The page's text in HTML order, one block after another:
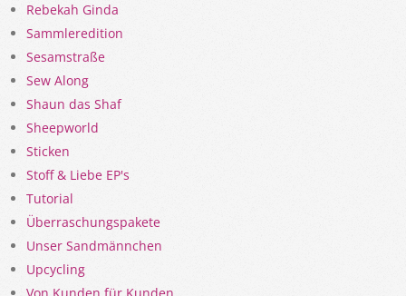
Rebekah Ginda
Sammleredition
Sesamstraße
Sew Along
Shaun das Shaf
Sheepworld
Sticken
Stoff & Liebe EP's
Tutorial
Überraschungspakete
Unser Sandmännchen
Upcycling